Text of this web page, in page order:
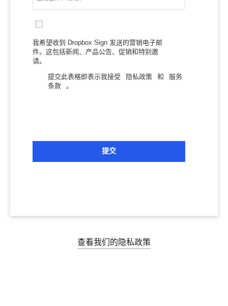
我希望收到 Dropbox Sign 发送的营销电子邮
件。这包括新闻、产品公告、促销和特别邀
请。
提交此表格即表示我接受 隐私政策 和
服务
条款
。
提交
查看我们的隐私政策